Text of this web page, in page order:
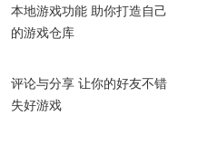
本地游戏功能 助你打造自己
的游戏仓库
评论与分享 让你的好友不错
失好游戏